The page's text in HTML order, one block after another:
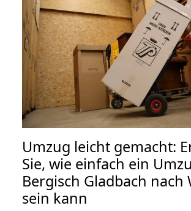
Umzug leicht gemacht:
Sie, wie einfach ein
Bergisch Gladbach nach
sein kann